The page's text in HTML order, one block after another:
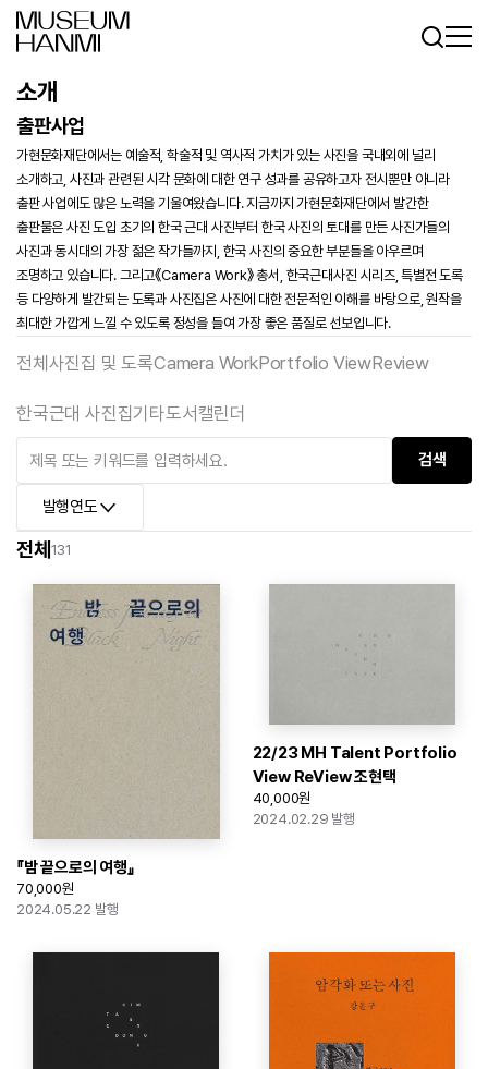
소개
출판사업
가현문화재단에서는 예술적, 학술적 및 역사적 가치가 있는 사진을 국내외에 널리
소개하고, 사진과 관련된 시각 문화에 대한 연구 성과를 공유하고자 전시뿐만 아니라
출판 사업에도 많은 노력을 기울여왔습니다. 지금까지 가현문화재단에서 발간한
출판물은 사진 도입 초기의 한국 근대 사진부터 한국 사진의 토대를 만든 사진가들의
사진과 동시대의 가장 젊은 작가들까지, 한국 사진의 중요한 부분들을 아우르며
조명하고 있습니다. 그리고《Camera Work》 총서, 한국근대사진 시리즈, 특별전 도록
등 다양하게 발간되는 도록과 사진집은 사진에 대한 전문적인 이해를 바탕으로, 원작을
최대한 가깝게 느낄 수 있도록 정성을 들여 가장 좋은 품질로 선보입니다.
전체사진집 및 도록Camera WorkPortfolio ViewReview
한국근대 사진집기타도서캘린더
발행연도
전체 131
『밤 끝으로의 여행』
70,000원
2024.05.22 발행
22/23 MH Talent Portfolio
View ReView 조현택
40,000원
2024.02.29 발행